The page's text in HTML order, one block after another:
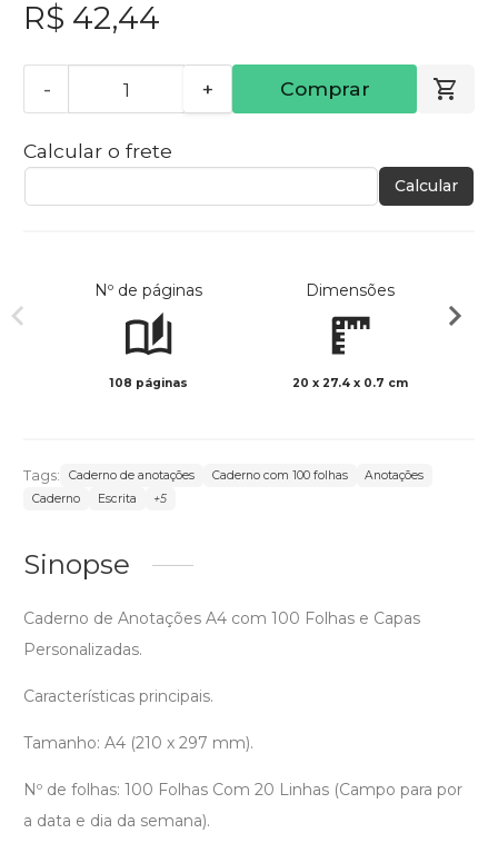
R$ 42,44
- + Comprar
Calcular o frete
Calcular
Nº de páginas
108 páginas
Dimensões
20 x 27.4 x 0.7 cm
Tags: Caderno de anotações Caderno com 100 folhas
Anotações
Caderno
Escrita +5
Sinopse
Caderno de Anotações A4 com 100 Folhas e Capas
Personalizadas.
Características principais.
Tamanho: A4 (210 x 297 mm).
Nº de folhas: 100 Folhas Com 20 Linhas (Campo para por
a data e dia da semana).